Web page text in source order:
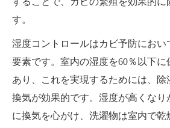
す。
湿度コントロールはカビ予防におい
要素です。室内の湿度を60％以下
あり、これを実現するためには、除
換気が効果的です。湿度が高くなり
に換気を心がけ、洗濯物は室内で乾